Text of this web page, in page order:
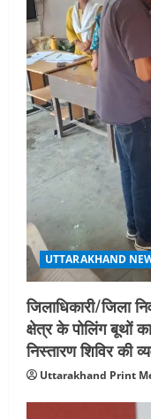
UTTARAKHAND
जिलाधिकारी/जिला
क्षेत्र के पोलिंग बूथों
निस्तारण शिविर की
Uttarakhand Print